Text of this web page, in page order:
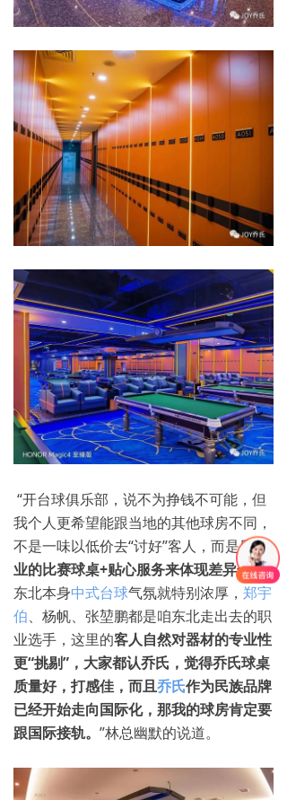
“开台球俱乐部，说不为挣钱不可能，但
我个人更希望能跟当地的其他球房不同，
不是一味以低价去“讨好”客人，而是用专
业的比赛球桌+贴心服务来体现差异化。
东北本身中式台球气氛就特别浓厚， 郑宇
伯、杨帆、张堃鹏都是咱东北走出去的职
业选手，这里的客人自然对器材的专业性
更“挑剔”，大家都认乔氏，觉得乔氏球桌
质量好，打感佳，而且乔氏作为民族品牌
已经开始走向国际化，那我的球房肯定要
跟国际接轨。 ”林总幽默的说道。